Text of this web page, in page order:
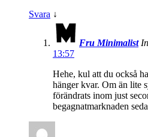
Svara ↓
Fru Minimalist
13:57
Hehe, kul att du också
hänger kvar. Om än lite
förändrats inom just
begagnatmarknaden